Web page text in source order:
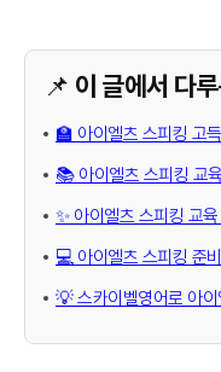
📌 이 글에서 다
🏫 아이엘츠 스피킹 고
📚 아이엘츠 스피킹 교
✨ 아이엘츠 스피킹 교
💻 아이엘츠 스피킹 준
💡 스카이벨영어로 아이